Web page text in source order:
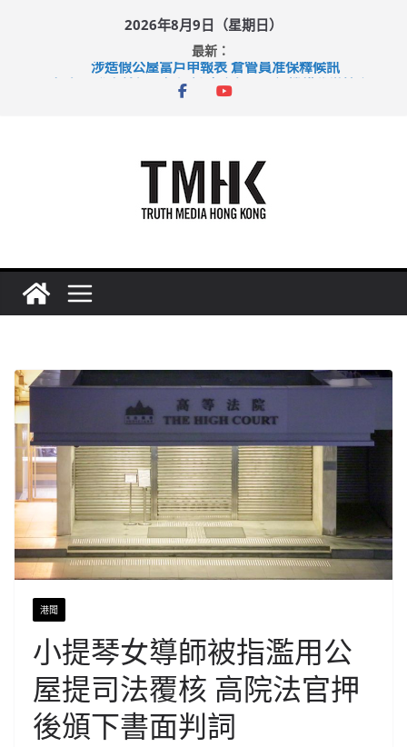
2026年8月9日（星期日）
最新：
涉造假公屋富戶申報表 倉管員准保釋候訊
港聞
小提琴女導師被指濫用公
屋提司法覆核 高院法官押
後頒下書面判詞